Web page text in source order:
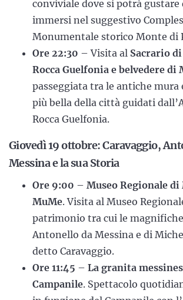
conviviale dove si potrà gustare
immersi nel suggestivo
Monumentale storico Monte di
Ore 22:30 – Visita al Sacrario
Rocca Guelfonia e belvedere di
passeggiata tra le antiche mura
più bella della città guidati
Rocca Guelfonia.
Giovedì 19 ottobre: Caravaggio,
Messina e la sua Storia
Ore 9:00 – Museo Regionale di
MuMe. Visita al Museo
patrimonio tra cui le
Antonello da Messina e di
detto Caravaggio.
Ore 11:45 – La granita
Campanile. Spettacolo